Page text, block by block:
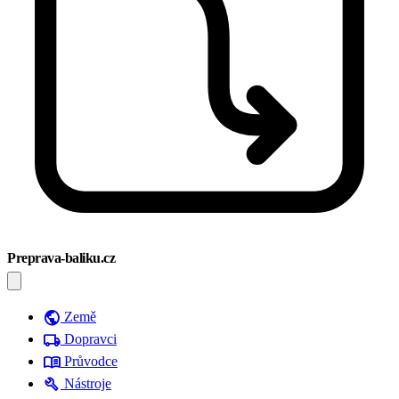
Preprava-baliku.cz
public Země
local_shipping Dopravci
menu_book Průvodce
build Nástroje